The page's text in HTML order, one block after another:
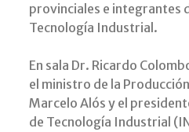
provinciales e integrantes
Tecnología Industrial.
En sala Dr. Ricardo
el ministro de la
Marcelo Alós y el
de Tecnología Industrial